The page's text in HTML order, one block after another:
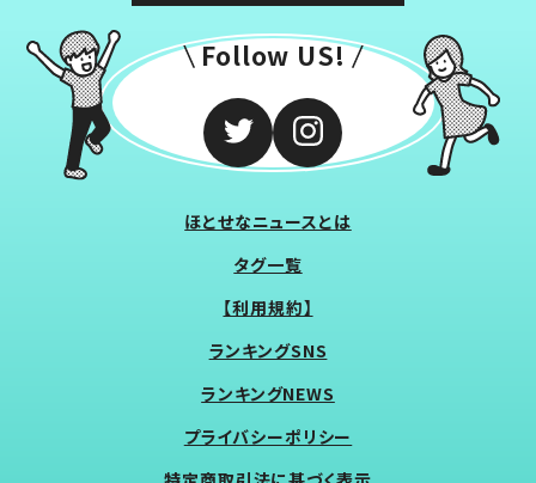
Follow US!
ほとせなニュースとは
タグ一覧
【利用規約】
ランキングSNS
ランキングNEWS
プライバシーポリシー